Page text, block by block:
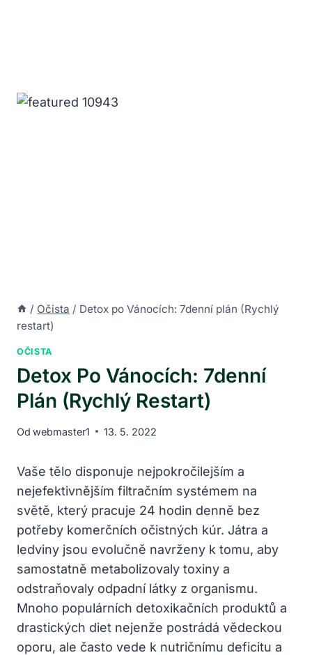
/ Očista / Detox po Vánocích: 7denní plán (Rychlý
restart)
OČISTA
Detox Po Vánocích: 7denní
Plán (Rychlý Restart)
Od webmaster1 13. 5. 2022
Vaše tělo disponuje nejpokročilejším a
nejefektivnějším filtračním systémem na
světě, který pracuje 24 hodin denně bez
potřeby komerčních očistných kúr. Játra a
ledviny jsou evolučně navrženy k tomu, aby
samostatně metabolizovaly toxiny a
odstraňovaly odpadní látky z organismu.
Mnoho populárních detoxikačních produktů a
drastických diet nejenže postrádá vědeckou
oporu, ale často vede k nutričnímu deficitu a